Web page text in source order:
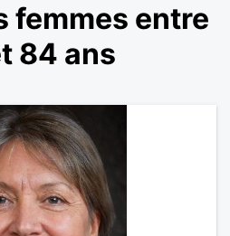
femmes entre
84 ans